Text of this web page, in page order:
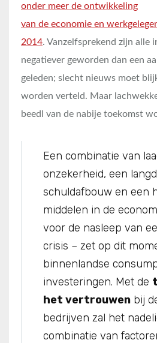
onder meer de ontwikkeling
van de economie en
2014. Vanzelfsprekend zijn alle
negatiever geworden dan een
geleden; slecht nieuws moet
worden verteld. Maar
beedl van de nabije toekomst
Een combinatie van
onzekerheid, een
schuldafbouw en een
middelen in de
voor de nasleep van
crisis – zet op dit
binnenlandse
investeringen. Met de
het vertrouwen bij
bedrijven zal het
combinatie van